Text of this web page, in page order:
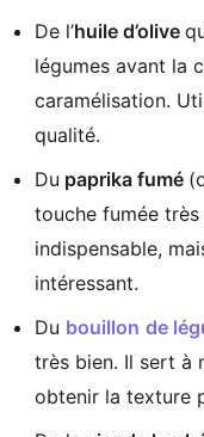
De l’huile d’olive
légumes avant la
caramélisation.
qualité.
Du paprika fumé
touche fumée très
indispensable,
intéressant.
Du bouillon de
très bien. Il sert à
obtenir la texture